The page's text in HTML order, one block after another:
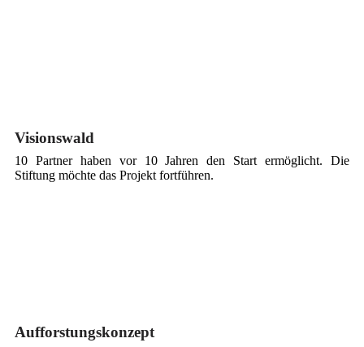
Visionswald
10 Partner haben vor 10 Jahren den Start ermöglicht. Die
Stiftung möchte das Projekt fortführen.
Aufforstungskonzept